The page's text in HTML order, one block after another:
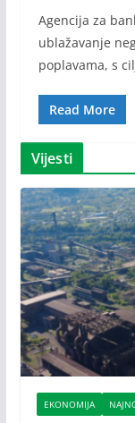
Agencija za
ublažavanje
poplavama, s
Read More
Vijesti
EKONOMIJA